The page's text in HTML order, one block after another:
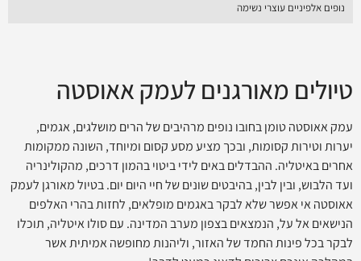
נופים אלפיניים עוצרי נשימה
טיולים מאורגנים לעמק אאוסטה
עמק אאוסטה טומן בחובו נופים מרהיבים של הרים מושלגים, אגמים,
יערות וטירות קסומות, ובכך מציע מסע קסום ומיוחד, השונה ממקומות
אחרים באיטליה. ההבדלים באים לידי ביטוי בהמון דרכים, מהקולינריה
ועד הלבוש, ובין לבין, בהיבטים שונים של חיי היום יום. בטיול מאורגן לעמק
אאוסטה אי אפשר שלא לבקר באגמים מופלאים, לחזות בהרי האלפים
הנישאים אל על, הנמצאים בצפון מערב המדינה. עם סולו איטליה, תוכלו
לבקר בכל פינות החמד של האזור, וליהנות מחופשה אמיתית אשר